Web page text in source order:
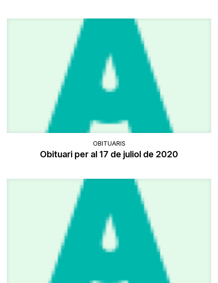
OBITUARIS
Obituari per al 17 de juliol de 2020